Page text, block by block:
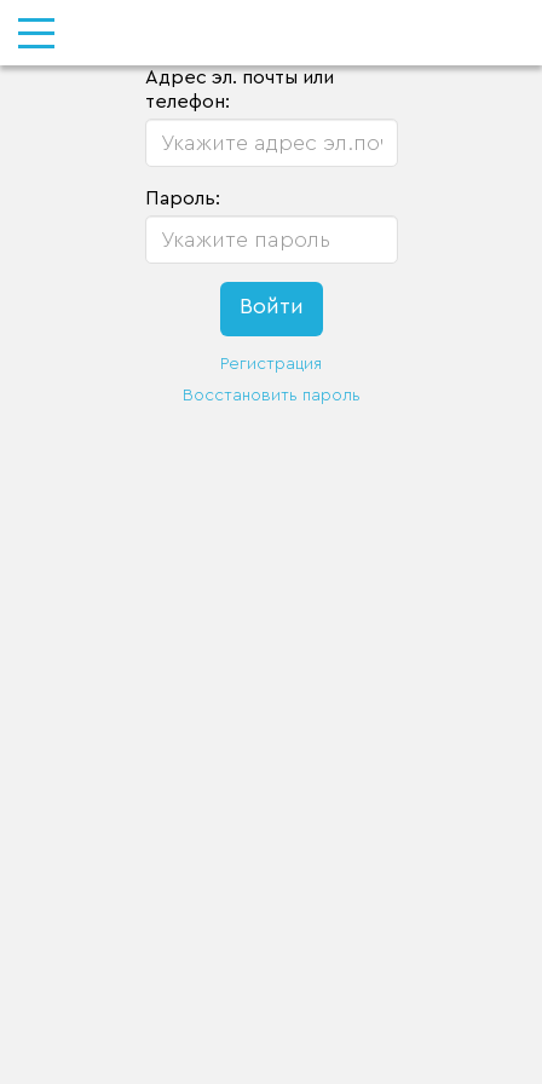
Адрес эл. почты или
телефон:
Пароль:
Регистрация
Восстановить пароль